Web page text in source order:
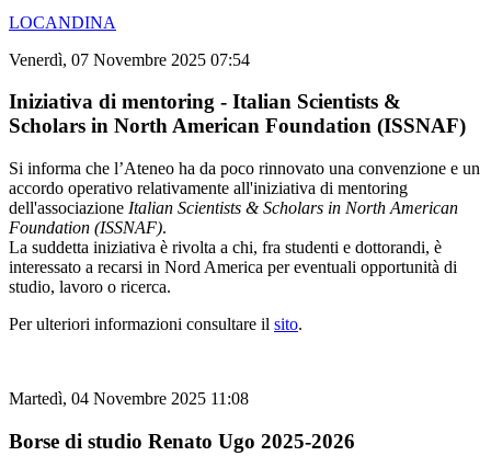
LOCANDINA
Venerdì, 07 Novembre 2025 07:54
Iniziativa di mentoring - Italian Scientists &
Scholars in North American Foundation (ISSNAF)
Si informa che l’Ateneo ha da poco rinnovato una convenzione e un
accordo operativo relativamente all'iniziativa di mentoring
dell'associazione Italian Scientists & Scholars in North American
Foundation (ISSNAF).
La suddetta iniziativa è rivolta a chi, fra studenti e dottorandi, è
interessato a recarsi in Nord America per eventuali opportunità di
studio, lavoro o ricerca.
Per ulteriori informazioni consultare il sito.
Martedì, 04 Novembre 2025 11:08
Borse di studio Renato Ugo 2025-2026